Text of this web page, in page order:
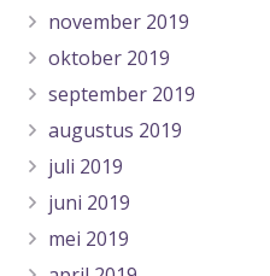
november 2019
oktober 2019
september 2019
augustus 2019
juli 2019
juni 2019
mei 2019